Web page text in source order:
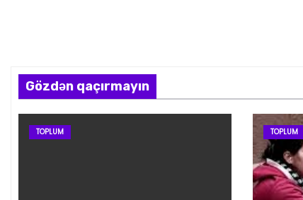
Gözdən qaçırmayın
TOPLUM TOPLUM